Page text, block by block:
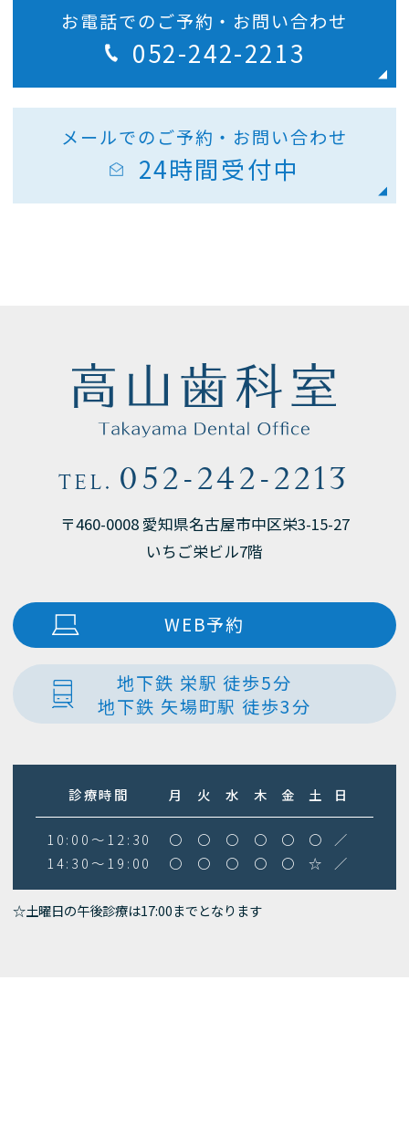
お電話でのご予約・お問い合わせ
052-242-2213
メールでのご予約・お問い合わせ
24時間受付中
TEL. 052-242-2213
〒460-0008 愛知県名古屋市中区栄3-15-27
いちご栄ビル7階
WEB予約
地下鉄 栄駅 徒歩5分
地下鉄 矢場町駅 徒歩3分
診療時間 月 火 水 木 金 土 日
10:00～12:30 〇 〇 〇 〇 〇 〇
／
14:30～19:00
〇 〇 〇 〇 〇 ☆ ／
☆土曜日の午後診療は17:00までとなります